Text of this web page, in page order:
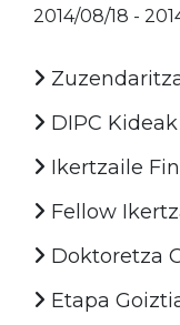
2014/08/18 -
DIPC Kideak
Ikertzaile
Fellow
Doktoretza
Etapa